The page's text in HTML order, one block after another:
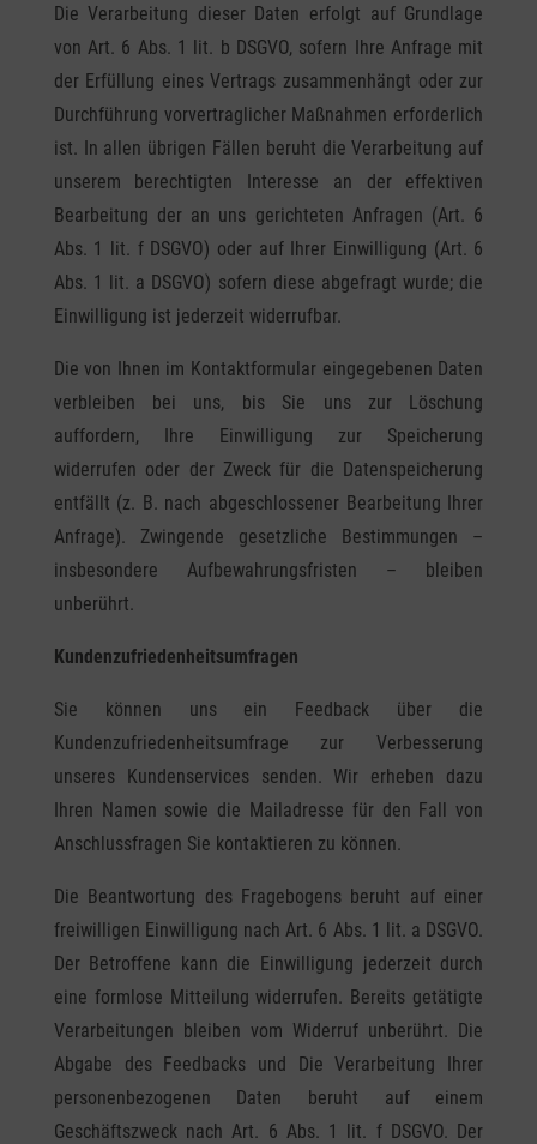
Die Verarbeitung dieser Daten erfolgt auf Grundlage
von Art. 6 Abs. 1 lit. b DSGVO, sofern Ihre Anfrage mit
der Erfüllung eines Vertrags zusammenhängt oder zur
Durchführung vorvertraglicher Maßnahmen erforderlich
ist. In allen übrigen Fällen beruht die Verarbeitung auf
unserem berechtigten Interesse an der effektiven
Bearbeitung der an uns gerichteten Anfragen (Art. 6
Abs. 1 lit. f DSGVO) oder auf Ihrer Einwilligung (Art. 6
Abs. 1 lit. a DSGVO) sofern diese abgefragt wurde; die
Einwilligung ist jederzeit widerrufbar.
Die von Ihnen im Kontaktformular eingegebenen Daten
verbleiben bei uns, bis Sie uns zur Löschung
auffordern, Ihre Einwilligung zur Speicherung
widerrufen oder der Zweck für die Datenspeicherung
entfällt (z. B. nach abgeschlossener Bearbeitung Ihrer
Anfrage). Zwingende gesetzliche Bestimmungen –
insbesondere Aufbewahrungsfristen – bleiben
unberührt.
Kundenzufriedenheitsumfragen
Sie können uns ein Feedback über die
Kundenzufriedenheitsumfrage zur Verbesserung
unseres Kundenservices senden. Wir erheben dazu
Ihren Namen sowie die Mailadresse für den Fall von
Anschlussfragen Sie kontaktieren zu können.
Die Beantwortung des Fragebogens beruht auf einer
freiwilligen Einwilligung nach Art. 6 Abs. 1 lit. a DSGVO.
Der Betroffene kann die Einwilligung jederzeit durch
eine formlose Mitteilung widerrufen. Bereits getätigte
Verarbeitungen bleiben vom Widerruf unberührt. Die
Abgabe des Feedbacks und Die Verarbeitung Ihrer
personenbezogenen Daten beruht auf einem
Geschäftszweck nach Art. 6 Abs. 1 lit. f DSGVO. Der